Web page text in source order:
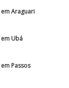
Araguari
Ubá
Passos